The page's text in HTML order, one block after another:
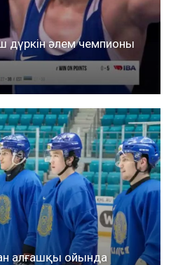
дүркін әлем чемпионы
алғашқы ойында